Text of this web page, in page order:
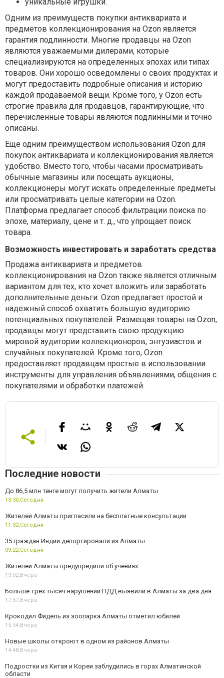
Одним из преимуществ покупки антиквариата и
предметов коллекционирования на Ozon является
гарантия подлинности. Многие продавцы на Ozon
являются уважаемыми дилерами, которые
специализируются на определенных эпохах или типах
товаров. Они хорошо осведомлены о своих продуктах и
​​могут предоставить подробные описания и историю
каждой продаваемой вещи. Кроме того, у Ozon есть
строгие правила для продавцов, гарантирующие, что
перечисленные товары являются подлинными и точно
описаны.
Еще одним преимуществом использования Ozon для
покупок антиквариата и коллекционирования является
удобство. Вместо того, чтобы часами просматривать
обычные магазины или посещать аукционы,
коллекционеры могут искать определенные предметы
или просматривать целые категории на Ozon.
Платформа предлагает способ фильтрации поиска по
эпохе, материалу, цене и т. д., что упрощает поиск
товара.
Возможность инвестировать и заработать средства
Продажа антиквариата и предметов
коллекционирования на Ozon также является отличным
вариантом для тех, кто хочет вложить или заработать
дополнительные деньги. Ozon предлагает простой и
надежный способ охватить большую аудиторию
потенциальных покупателей. Размещая товары на Ozon,
продавцы могут представить свою продукцию
мировой аудитории коллекционеров, энтузиастов и
случайных покупателей. Кроме того, Ozon
предоставляет продавцам простые в использовании
инструменты для управления объявлениями, общения с
покупателями и обработки платежей.
Последние новости
До 86,5 млн тенге могут получить жители Алматы
13:30,Сегодня
Жителей Алматы пригласили на бесплатные консультации
11:32,Сегодня
35 граждан Индии депортировали из Алматы
09:22,Сегодня
Жителей Алматы предупредили об учениях
19:02,Вчера
Больше трех тысяч нарушений ПДД выявили в Алматы за два дня
17:57,Вчера
Крокодил Фидель из зоопарка Алматы отметил юбилей
15:54,Вчера
Новые школы откроют в одном из районов Алматы
14:48,Вчера
Подростки из Китая и Кореи заблудились в горах Алматинской
области